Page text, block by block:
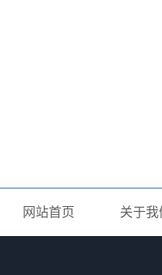
网站首页 关于我